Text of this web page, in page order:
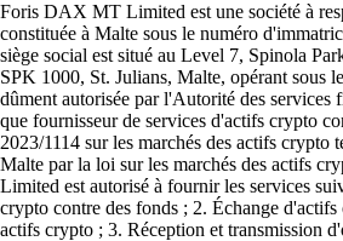
Foris DAX MT Limited est une société à
constituée à Malte sous le numéro
siège social est situé au Level 7, Spinola
SPK 1000, St. Julians, Malte, opérant sous
dûment autorisée par l'Autorité des services
que fournisseur de services d'actifs crypto
2023/1114 sur les marchés des actifs crypto
Malte par la loi sur les marchés des actifs
Limited est autorisé à fournir les services
crypto contre des fonds ; 2. Échange
actifs crypto ; 3. Réception et transmission